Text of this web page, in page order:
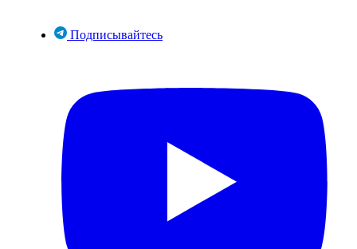
Подписывайтесь